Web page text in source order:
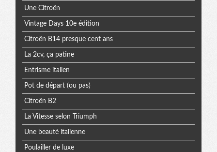
Une Citroën
Vintage Days 10e édition
Citroën B14 presque cent ans
La 2cv, ça patine
Entrisme italien
Pot de départ (ou pas)
Citroën B2
La Vitesse selon Triumph
Une beauté italienne
Poulailler de luxe